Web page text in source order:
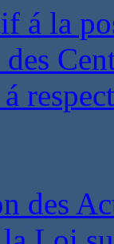
á la
des